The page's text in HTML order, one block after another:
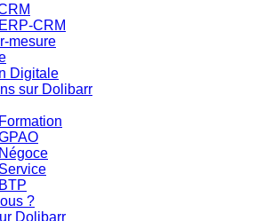
CRM
mesure
Digitale
sur Dolibarr
?
Dolibarr